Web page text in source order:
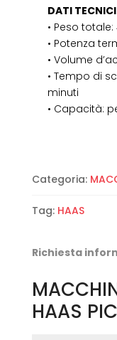
DATI
• Peso
• Potenza
• Volume
• Tempo di
minuti
• Capacità:
Categoria:
Tag: HAAS
Richiesta
HAAS